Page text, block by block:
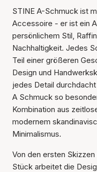
STINE A-Schmuck ist
Accessoire - er ist ein
persönlichem Stil,
Nachhaltigkeit. Jedes
Teil einer größeren
Design und
jedes Detail
A Schmuck so
Kombination aus
modernem
Minimalismus.
Von den ersten
Stück arbeitet die